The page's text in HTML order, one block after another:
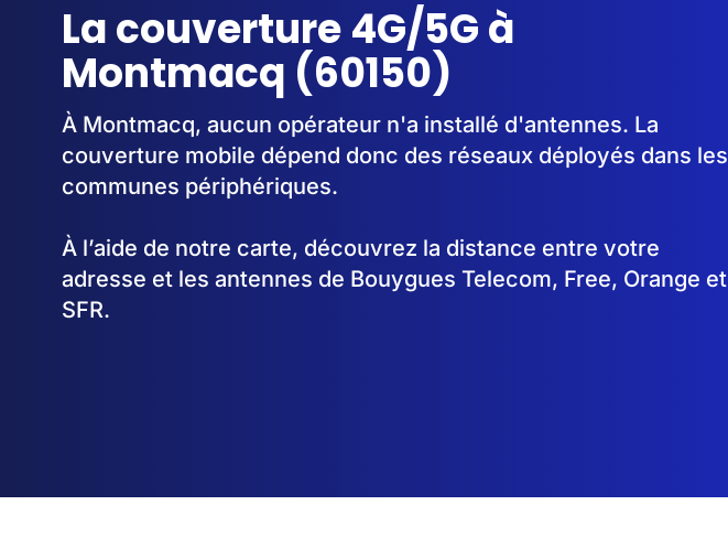
La couverture 4G/5G à
Montmacq (60150)
À Montmacq, aucun opérateur n'a installé d'antennes. La
couverture mobile dépend donc des réseaux déployés dans les
communes périphériques.
À l’aide de notre carte, découvrez la distance entre votre
adresse et les antennes de Bouygues Telecom, Free, Orange et
SFR.